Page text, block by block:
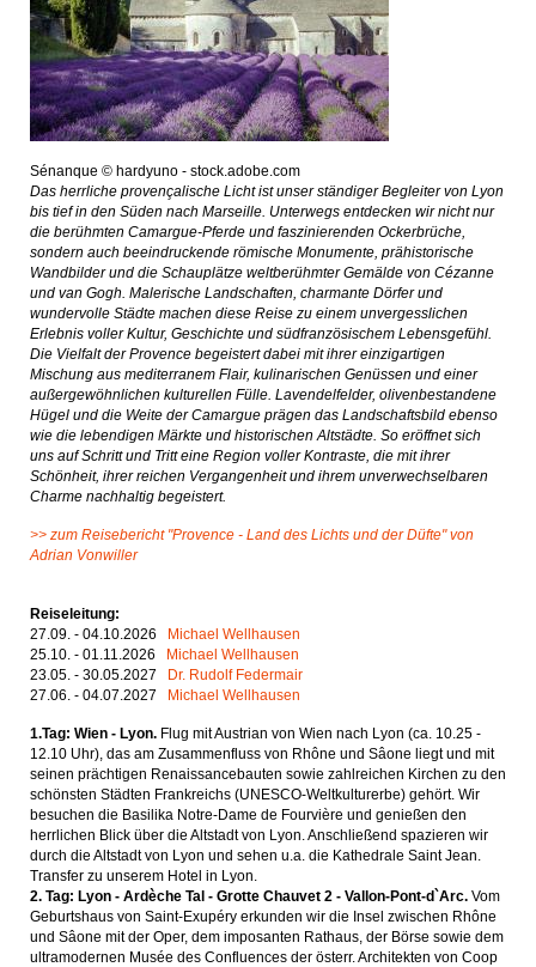
Sénanque © hardyuno - stock.adobe.com
Das herrliche provençalische Licht ist unser ständiger Begleiter von Lyon
bis tief in den Süden nach Marseille. Unterwegs entdecken wir nicht nur
die berühmten Camargue-Pferde und faszinierenden Ockerbrüche,
sondern auch beeindruckende römische Monumente, prähistorische
Wandbilder und die Schauplätze weltberühmter Gemälde von Cézanne
und van Gogh. Malerische Landschaften, charmante Dörfer und
wundervolle Städte machen diese Reise zu einem unvergesslichen
Erlebnis voller Kultur, Geschichte und südfranzösischem Lebensgefühl.
Die Vielfalt der Provence begeistert dabei mit ihrer einzigartigen
Mischung aus mediterranem Flair, kulinarischen Genüssen und einer
außergewöhnlichen kulturellen Fülle. Lavendelfelder, olivenbestandene
Hügel und die Weite der Camargue prägen das Landschaftsbild ebenso
wie die lebendigen Märkte und historischen Altstädte. So eröffnet sich
uns auf Schritt und Tritt eine Region voller Kontraste, die mit ihrer
Schönheit, ihrer reichen Vergangenheit und ihrem unverwechselbaren
Charme nachhaltig begeistert.
>> zum Reisebericht "Provence - Land des Lichts und der Düfte" von
Adrian Vonwiller
Reiseleitung:
27.09. - 04.10.2026
Michael Wellhausen
25.10. - 01.11.2026
Michael Wellhausen
23.05. - 30.05.2027
Dr. Rudolf Federmair
27.06. - 04.07.2027
Michael Wellhausen
1.Tag: Wien - Lyon. Flug mit Austrian von Wien nach Lyon (ca. 10.25 -
12.10 Uhr), das am Zusammenfluss von Rhône und Sâone liegt und mit
seinen prächtigen Renaissancebauten sowie zahlreichen Kirchen zu den
schönsten Städten Frankreichs (UNESCO-Weltkulturerbe) gehört. Wir
besuchen die Basilika Notre-Dame de Fourvière und genießen den
herrlichen Blick über die Altstadt von Lyon. Anschließend spazieren wir
durch die Altstadt von Lyon und sehen u.a. die Kathedrale Saint Jean.
Transfer zu unserem Hotel in Lyon.
2. Tag: Lyon - Ardèche Tal - Grotte Chauvet 2 - Vallon-Pont-d`Arc. Vom
Geburtshaus von Saint-Exupéry erkunden wir die Insel zwischen Rhône
und Sâone mit der Oper, dem imposanten Rathaus, der Börse sowie dem
ultramodernen Musée des Confluences der österr. Architekten von Coop